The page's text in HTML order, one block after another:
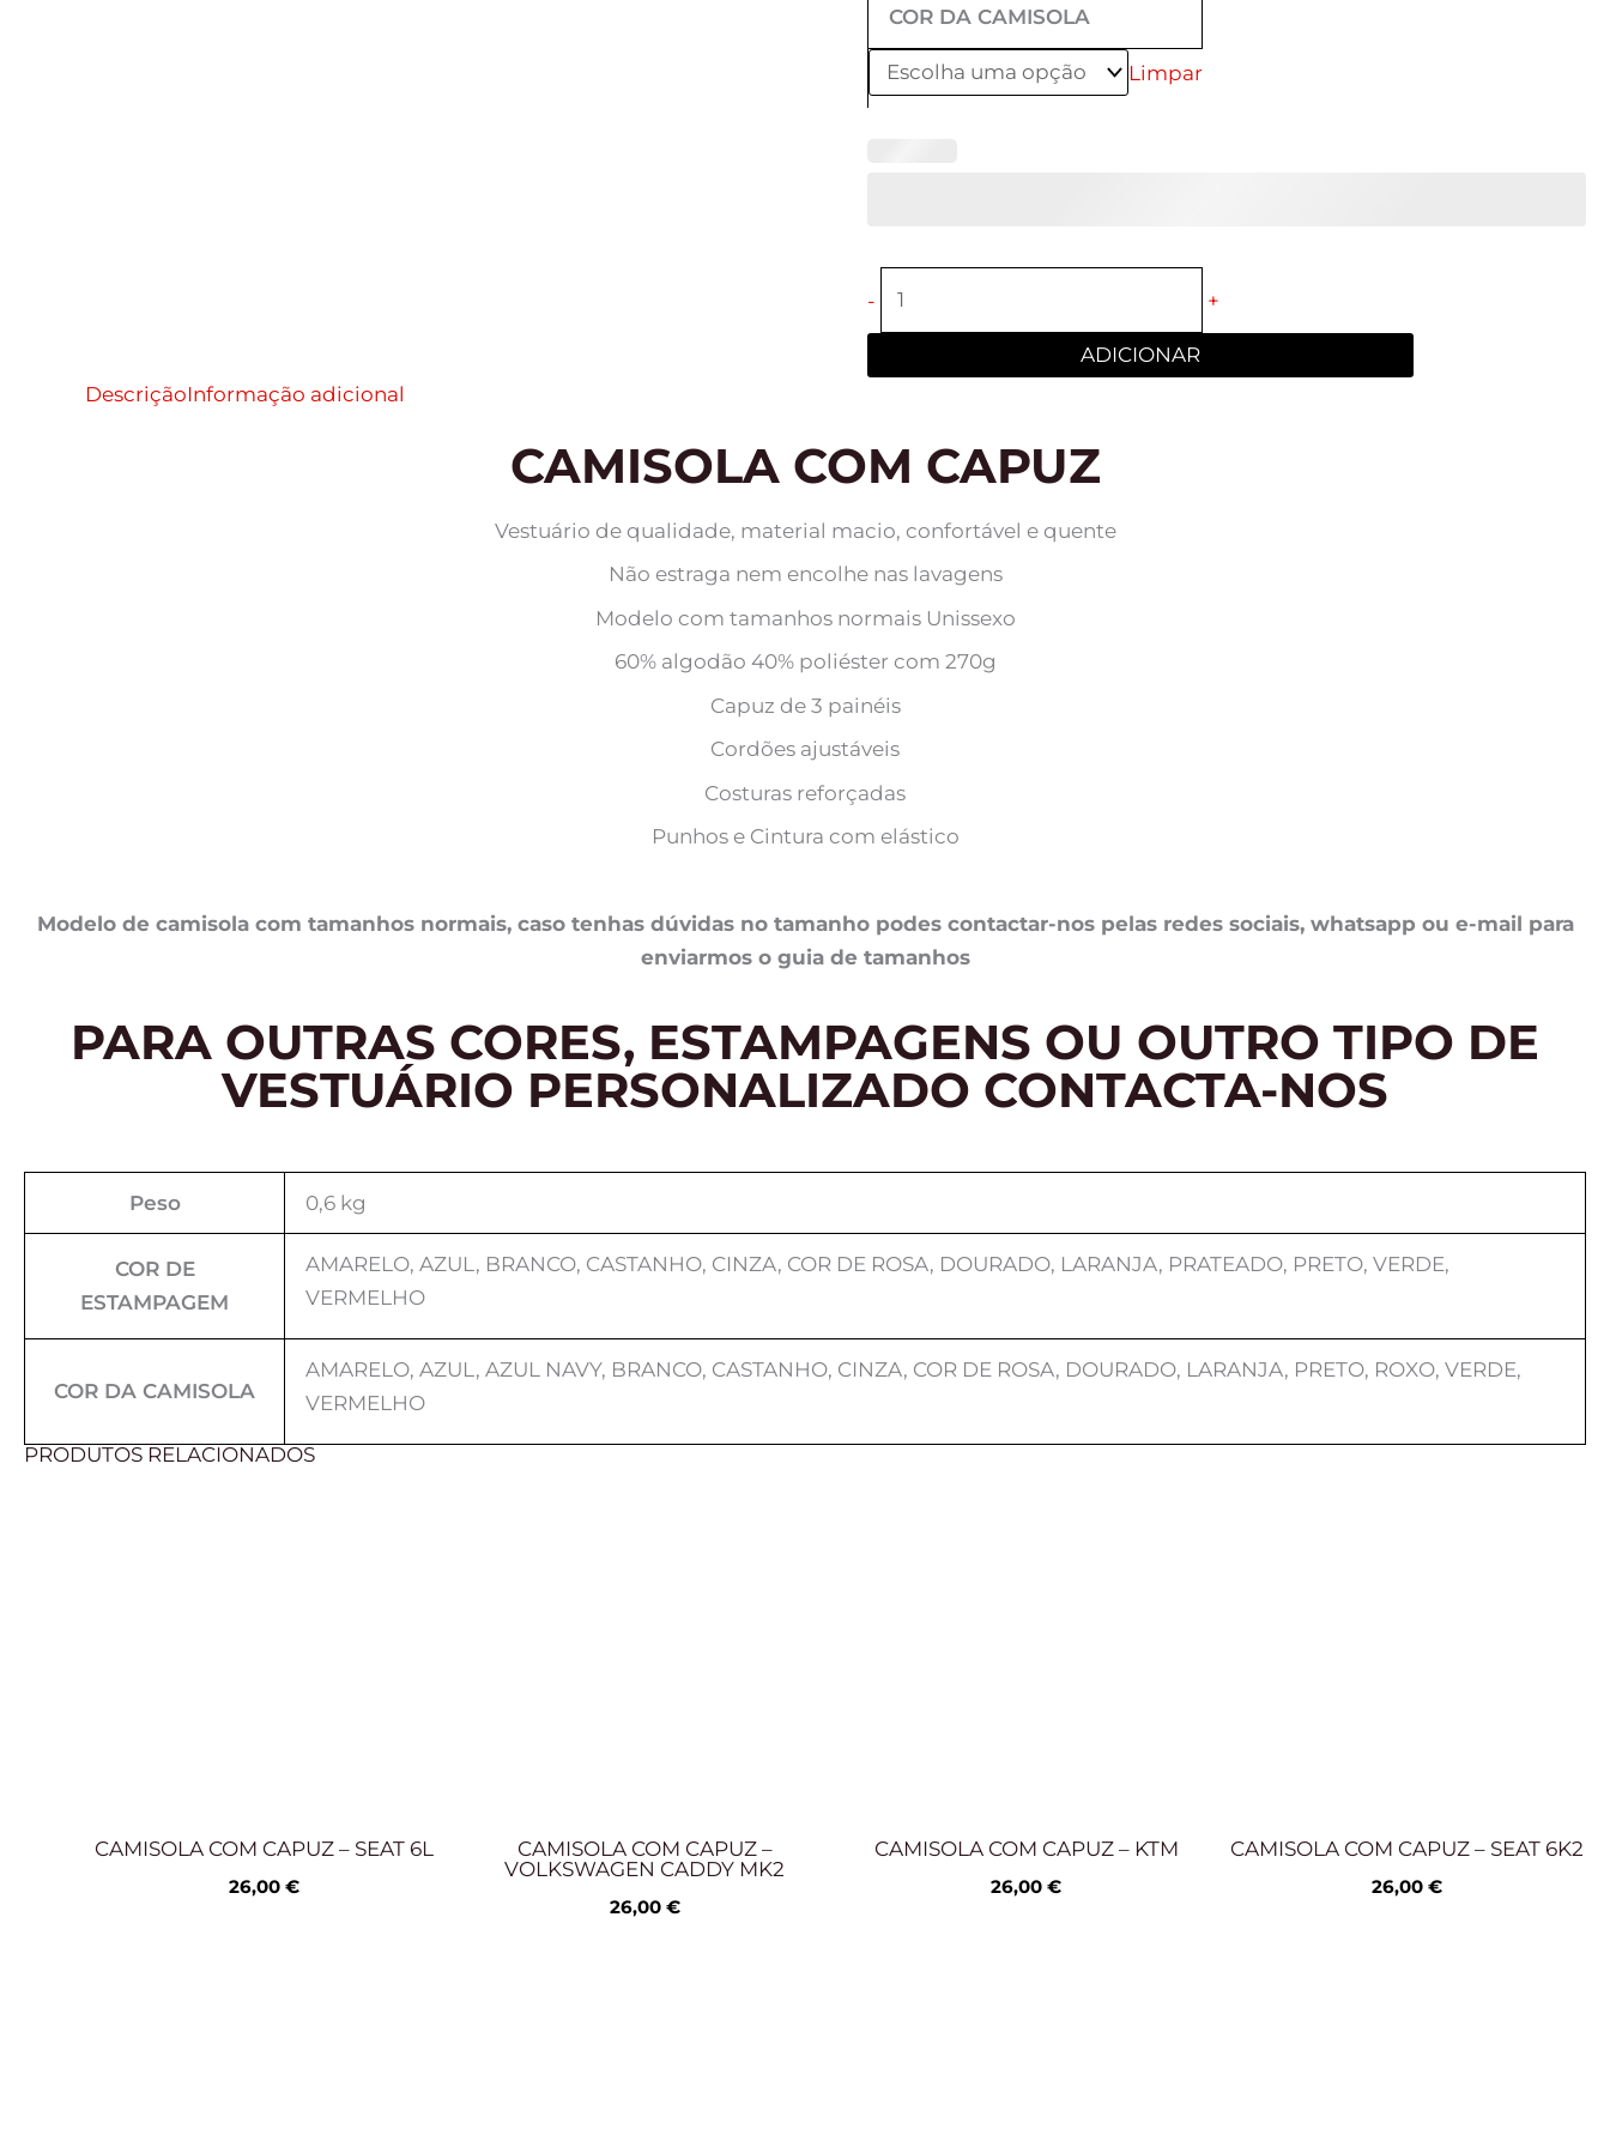
COR DA CAMISOLA
Limpar
- +
ADICIONAR
DescriçãoInformação adicional
CAMISOLA COM CAPUZ
Vestuário de qualidade, material macio, confortável e quente
Não estraga nem encolhe nas lavagens
Modelo com tamanhos normais Unissexo
60% algodão 40% poliéster com 270g
Capuz de 3 painéis
Cordões ajustáveis
Costuras reforçadas
Punhos e Cintura com elástico
Modelo de camisola com tamanhos normais, caso tenhas dúvidas no tamanho podes contactar-nos pelas redes sociais, whatsapp ou e-mail para
enviarmos o guia de tamanhos
PARA OUTRAS CORES, ESTAMPAGENS OU OUTRO TIPO DE
VESTUÁRIO PERSONALIZADO CONTACTA-NOS
Peso 0,6 kg
COR DE
ESTAMPAGEM
AMARELO, AZUL, BRANCO, CASTANHO, CINZA, COR DE ROSA, DOURADO, LARANJA, PRATEADO, PRETO, VERDE,
VERMELHO
COR DA CAMISOLA
AMARELO, AZUL, AZUL NAVY, BRANCO, CASTANHO, CINZA, COR DE ROSA, DOURADO, LARANJA, PRETO, ROXO, VERDE,
VERMELHO
PRODUTOS RELACIONADOS
CAMISOLA COM CAPUZ – SEAT 6L
26,00 €
CAMISOLA COM CAPUZ –
VOLKSWAGEN CADDY MK2
26,00 €
CAMISOLA COM CAPUZ – KTM
26,00€
CAMISOLA COM CAPUZ – SEAT 6K2
26,00€